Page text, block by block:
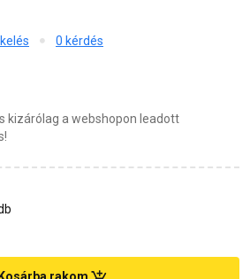
0 kérdés
kizárólag a webshopon leadott